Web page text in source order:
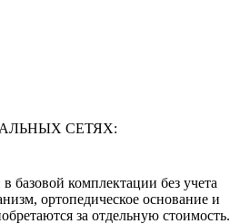
СЕТЯХ:
базовой комплектации без учета
ортопедическое основание и
за отдельную стоимость.